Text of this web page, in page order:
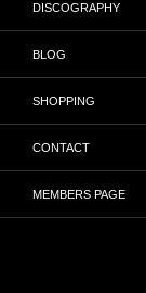
DISCOGRAPHY
BLOG
SHOPPING
CONTACT
MEMBERS PAGE